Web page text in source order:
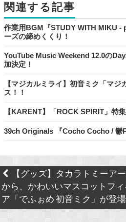
k
関連する記事
作業用BGM『STUDY WITH MIKU -
ーズの締めくくり！
YouTube Music Weekend 12.0の
加決定！
【マジカルミライ】初音ミク「マ
ス！！
【KARENT】「ROCK SPIRIT」特
39ch Originals 『Cocho Cocho / 鬱
Post
navigation
【グッズ】タカラトミーア
から、かわいいマスコットフィ
ア「でふぉめ 初音ミク」が登場